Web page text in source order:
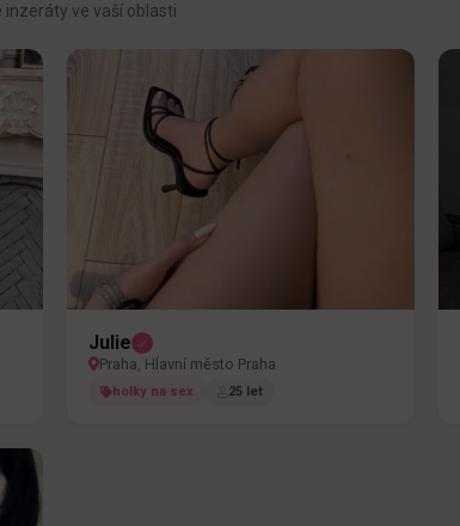
inzeráty ve vaší oblasti
Julie
Praha, Hlavní město Praha
holky na sex 25 let